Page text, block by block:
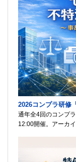
2026コンプラ研修
通年全4回のコンプ
12:00開催。アーカイ